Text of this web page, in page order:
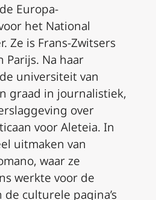
Europa-
het National
Ze is Frans-Zwitsers
Parijs. Na haar
universiteit van
graad in journalistiek,
over
voor Aleteia. In
uitmaken van
waar ze
werkte voor de
de culturele pagina’s